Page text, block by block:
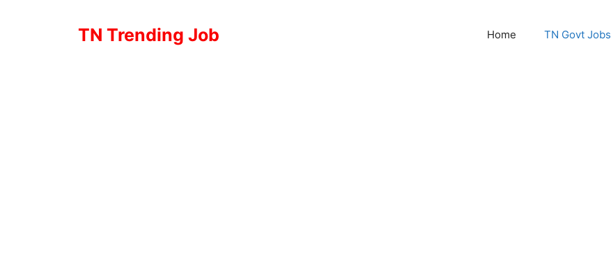
TN Trending Job Home TN Govt Jobs